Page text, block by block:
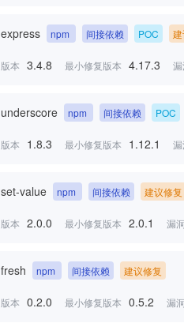
express npm 间接依赖 POC
版本 3.4.8 最小修复版本 4.17.3
underscore npm 间接依赖 POC
版本 1.8.3 最小修复版本 1.12.1
set-value npm 间接依赖 建议修复
版本 2.0.0 最小修复版本 2.0.1 漏
fresh npm 间接依赖 建议修复
版本 0.2.0 最小修复版本 0.5.2 漏